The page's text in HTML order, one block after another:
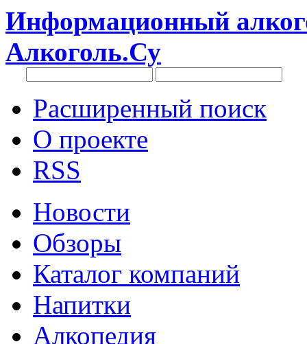
Информационный
Алкоголь.Су
Расширенный поиск
О проекте
RSS
Новости
Обзоры
Каталог компаний
Напитки
Алкопедия